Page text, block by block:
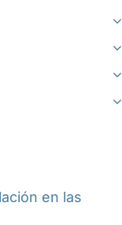
en las